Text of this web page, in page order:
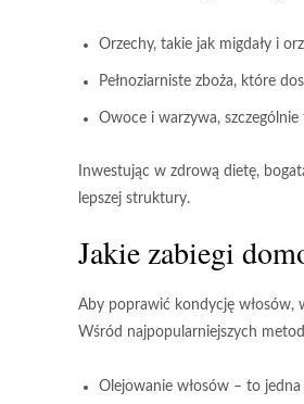
Orzechy, takie jak migdały i
Pełnoziarniste zboża, które
Owoce i warzywa,
Inwestując w zdrową dietę,
lepszej struktury.
Jakie zabiegi
Aby poprawić kondycję włosów,
Wśród najpopularniejszych
Olejowanie włosów – to jedna